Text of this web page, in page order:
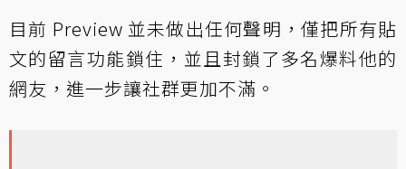
目前 Preview 並未做出任何聲明，僅把所有貼
文的留言功能鎖住，並且封鎖了多名爆料他的
網友，進一步讓社群更加不滿。